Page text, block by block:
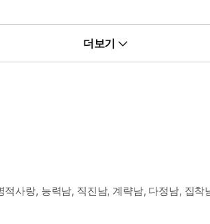
더보기
사랑, 능력남, 직진남, 계략남, 다정남, 집